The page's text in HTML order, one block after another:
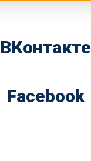
ВКонтакте
Facebook